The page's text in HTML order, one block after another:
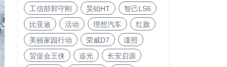
工信部郭守刚
昊铂HT
智己LS6
比亚迪
活动 理想汽车
红旗
美丽家园行动
荣威D7
谍照
贸促会王侠
追光
长安启源